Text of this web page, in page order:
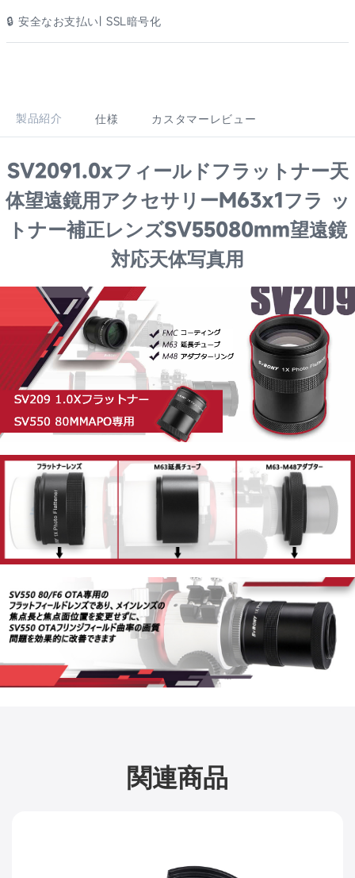
🔒 安全なお支払い| SSL暗号化
製品紹介 仕様 カスタマーレビュー
SV2091.0xフィールドフラットナー天
体望遠鏡用アクセサリーM63x1フラ ッ
トナー補正レンズSV55080mm望遠鏡
対応天体写真用
関連商品